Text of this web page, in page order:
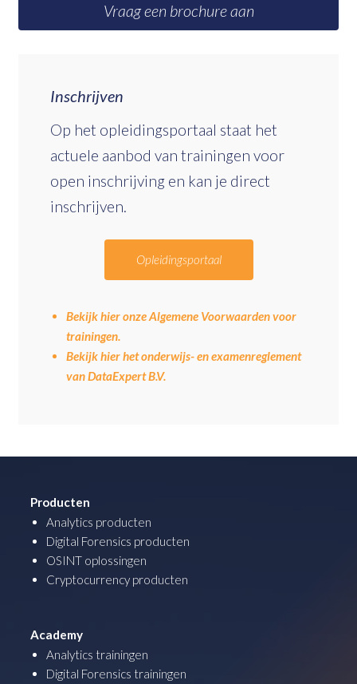
Vraag een brochure aan
Inschrijven
Op het opleidingsportaal staat het
actuele aanbod van trainingen voor
open inschrijving en kan je direct
inschrijven.
Opleidingsportaal
Bekijk hier onze Algemene Voorwaarden voor
trainingen.
Bekijk hier het onderwijs- en examenreglement
van DataExpert B.V.
Producten
Analytics producten
Digital Forensics producten
OSINT oplossingen
Cryptocurrency producten
Academy
Analytics trainingen
Digital Forensics trainingen